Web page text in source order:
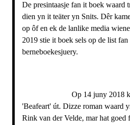
De presintaasje fan it boek waard
dien yn it teäter yn Snits. Dêr
op ôf en ek de lanlike media
2019 stie it boek sels op de list
berneboekesjuery.
Op 14 juny 2018
'Beafeart' út. Dizze roman waard
Rink van der Velde, mar hat goed